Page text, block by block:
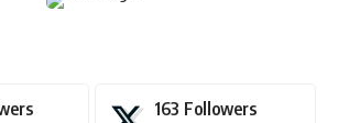
163 Followers